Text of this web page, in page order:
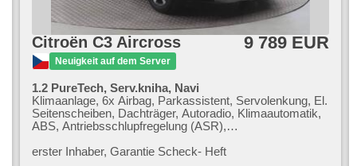
Citroën C3 Aircross
Neuigkeit auf dem Server
9 789 EUR
1.2 PureTech, Serv.kniha, Navi
Klimaanlage, 6x Airbag, Parkassistent, Servolenkung, El.
Seitenscheiben, Dachträger, Autoradio, Klimaautomatik,
ABS, Antriebsschlupfregelung (ASR),
Elektronisches Stabilitätsprogramm (ESP),
erster Inhaber,​ Garantie Scheck​- Heft